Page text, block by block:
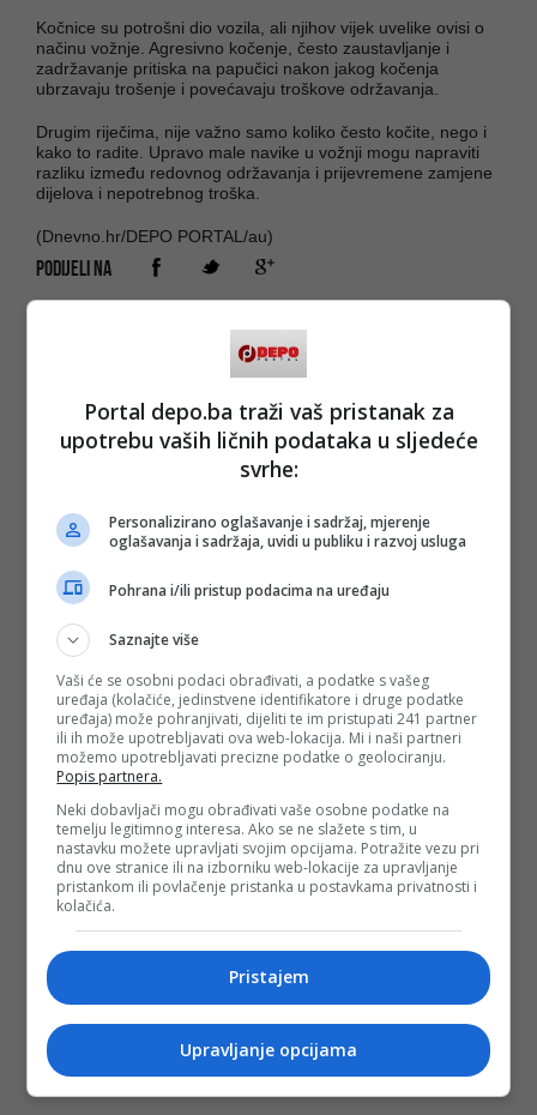
Kočnice su potrošni dio vozila, ali njihov vijek uvelike ovisi o
načinu vožnje. Agresivno kočenje, često zaustavljanje i
zadržavanje pritiska na papučici nakon jakog kočenja
ubrzavaju trošenje i povećavaju troškove održavanja.
Drugim riječima, nije važno samo koliko često kočite, nego i
kako to radite. Upravo male navike u vožnji mogu napraviti
razliku između redovnog održavanja i prijevremene zamjene
dijelova i nepotrebnog troška.
(Dnevno.hr/DEPO PORTAL/au)
PODIJELI NA
pratite putem društvenih mreža
Portal depo.ba traži vaš pristanak za
upotrebu vaših ličnih podataka u sljedeće
svrhe:
Personalizirano oglašavanje i sadržaj, mjerenje
oglašavanja i sadržaja, uvidi u publiku i razvoj usluga
Pohrana i/ili pristup podacima na uređaju
Saznajte više
Vaši će se osobni podaci obrađivati, a podatke s vašeg
uređaja (kolačiće, jedinstvene identifikatore i druge podatke
uređaja) može pohranjivati, dijeliti te im pristupati 241 partner
ili ih može upotrebljavati ova web-lokacija. Mi i naši partneri
možemo upotrebljavati precizne podatke o geolociranju.
Popis partnera.
Neki dobavljači mogu obrađivati vaše osobne podatke na
temelju legitimnog interesa. Ako se ne slažete s tim, u
nastavku možete upravljati svojim opcijama. Potražite vezu pri
dnu ove stranice ili na izborniku web-lokacije za upravljanje
pristankom ili povlačenje pristanka u postavkama privatnosti i
kolačića.
Pristajem
Upravljanje opcijama